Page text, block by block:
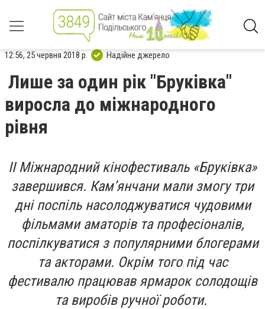
12:56, 25 червня 2018 р. Надійне джерело
Лише за один рік "Бруківка"
виросла до міжнародного
рівня
ІІ Міжнародний кінофестиваль «Бруківка»
завершився. Кам’янчани мали змогу три
дні поспіль насолоджуватися чудовими
фільмами аматорів та професіоналів,
поспілкуватися з популярними блогерами
та акторами. Окрім того під час
фестивалю працював ярмарок солодощів
та виробів ручної роботи.